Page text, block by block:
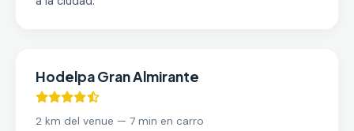
Hodelpa Gran Almirante
2 km del venue — 7 min en carro